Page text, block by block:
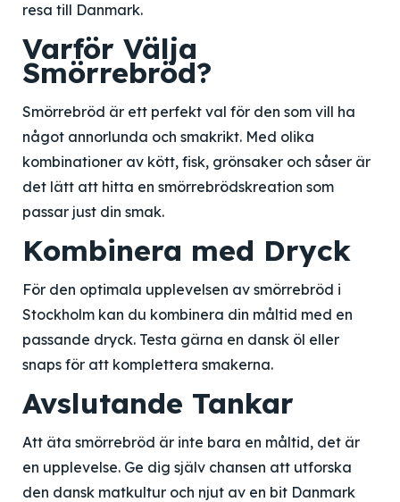
resa till Danmark.
Varför Välja
Smörrebröd?
Smörrebröd är ett perfekt val för den som vill ha
något annorlunda och smakrikt. Med olika
kombinationer av kött, fisk, grönsaker och såser är
det lätt att hitta en smörrebrödskreation som
passar just din smak.
Kombinera med Dryck
För den optimala upplevelsen av smörrebröd i
Stockholm kan du kombinera din måltid med en
passande dryck. Testa gärna en dansk öl eller
snaps för att komplettera smakerna.
Avslutande Tankar
Att äta smörrebröd är inte bara en måltid, det är
en upplevelse. Ge dig själv chansen att utforska
den dansk matkultur och njut av en bit Danmark